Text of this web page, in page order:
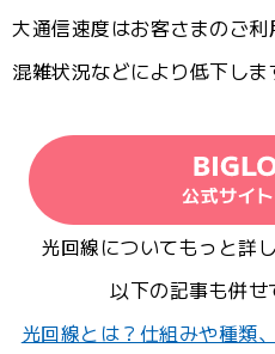
大通信速度はお客さまのご
混雑状況などにより低下しま
光回線についてもっと詳
以下の記事も併せ
光回線とは？仕組みや種類